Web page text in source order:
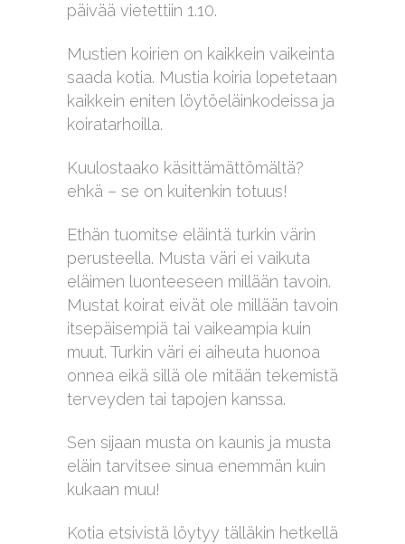
päivää vietettiin 1.10.
Mustien koirien on kaikkein vaikeinta
saada kotia. Mustia koiria lopetetaan
kaikkein eniten löytöeläinkodeissa ja
koiratarhoilla.
Kuulostaako käsittämättömältä?
ehkä – se on kuitenkin totuus!
Ethän tuomitse eläintä turkin värin
perusteella. Musta väri ei vaikuta
eläimen luonteeseen millään tavoin.
Mustat koirat eivät ole millään tavoin
itsepäisempiä tai vaikeampia kuin
muut. Turkin väri ei aiheuta huonoa
onnea eikä sillä ole mitään tekemistä
terveyden tai tapojen kanssa.
Sen sijaan musta on kaunis ja musta
eläin tarvitsee sinua enemmän kuin
kukaan muu!
Kotia etsivistä löytyy tälläkin hetkellä